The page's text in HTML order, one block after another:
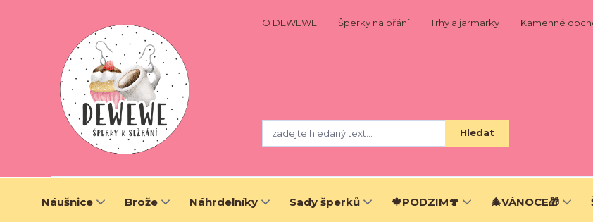
O DEWEWE Šperky na přání Trhy a jarmarky
Kamenné
Hledat
Náušnice Brože Náhrdelníky Sady šperků 🍁PODZIM🍄 🎄VÁNOCE🎁